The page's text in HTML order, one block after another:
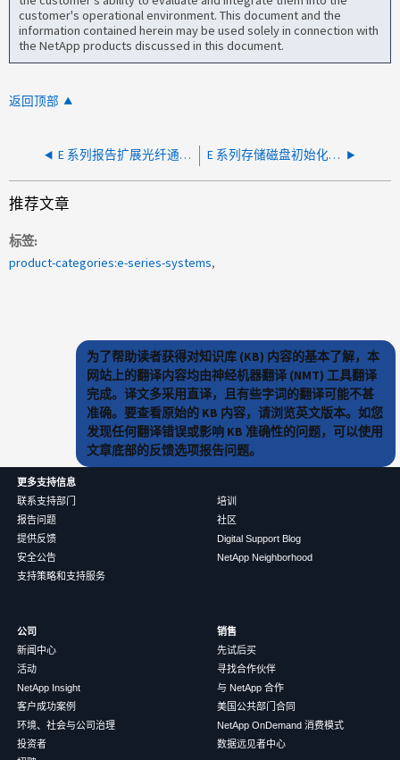
customer's operational environment. This document and the
information contained herein may be used solely in connection with
the NetApp products discussed in this document.
返回顶部
E 系列报告扩展光纤通道链路关闭 E 系列存储磁盘初始化失败，由卷容量引起
推荐文章
标签
product-categories:e-series-systems
为了帮助读者获得对知识库 (KB) 内容的基本了解，本
网站上的翻译内容均由神经机器翻译 (NMT) 工具翻译
完成。译文多采用直译，且有些字词的翻译可能不甚
准确。要查看原始的 KB 内容，请浏览英文版本。如您
发现任何翻译错误或影响 KB 准确性的问题，可以使用
文章底部的反馈选项报告问题。
更多支持信息
联系支持部门
报告问题
提供反馈
安全公告
支持策略和支持服务
培训
社区
Digital Support Blog
NetApp Neighborhood
公司
新闻中心
活动
NetApp Insight
客户成功案例
环境、社会与公司治理
投资者
销售
先试后买
寻找合作伙伴
与 NetApp 合作
美国公共部门合同
NetApp OnDemand 消费模式
数据远见者中心